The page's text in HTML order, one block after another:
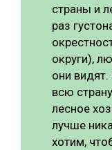
страны и
раз
округи),
они
всю
лесное
лучше
хотим,